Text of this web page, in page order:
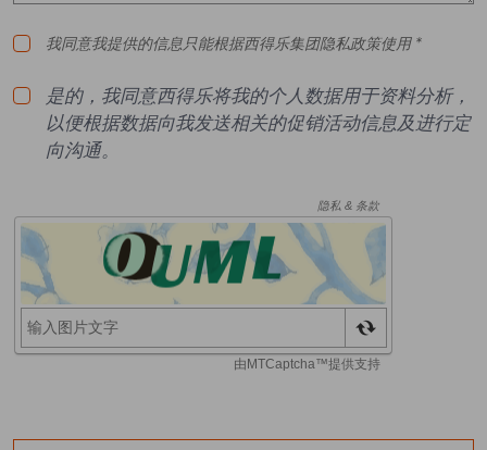
我同意我提供的信息只能根据西得乐集团隐私政策使用 *
是的，我同意西得乐将我的个人数据用于资料分析，
以便根据数据向我发送相关的促销活动信息及进行定
向沟通。